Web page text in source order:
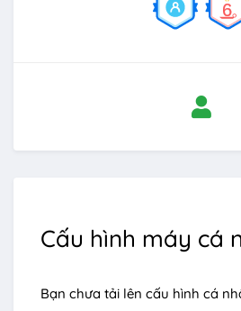
Cấu hình máy cá
Bạn chưa tải lên cấu hình cá